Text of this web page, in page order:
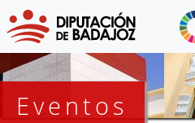
Eventos